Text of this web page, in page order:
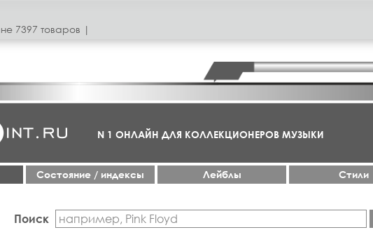
7397 товаров |
N 1 ОНЛАЙН ДЛЯ КОЛЛЕКЦИОНЕРОВ МУЗЫКИ
Cостояние / индексы Лейблы Стили
Поиск